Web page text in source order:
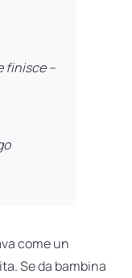
finisce –
come un
Se da bambina